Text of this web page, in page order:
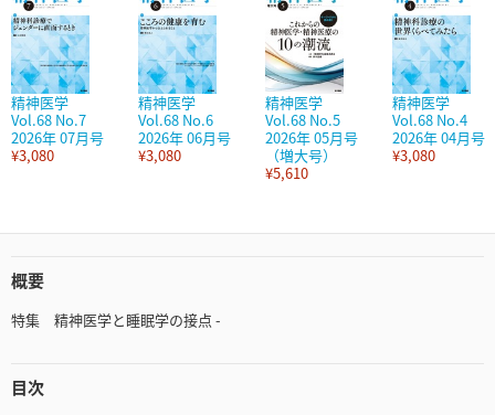
精神医学
Vol.68 No.7
2026年 07月号
¥3,080
精神医学
Vol.68 No.6
2026年 06月号
¥3,080
精神医学
Vol.68 No.5
2026年 05月号
（増大号）
¥5,610
精神医学
Vol.68 No.4
2026年 04月号
¥3,080
概要
特集 精神医学と睡眠学の接点 -
目次